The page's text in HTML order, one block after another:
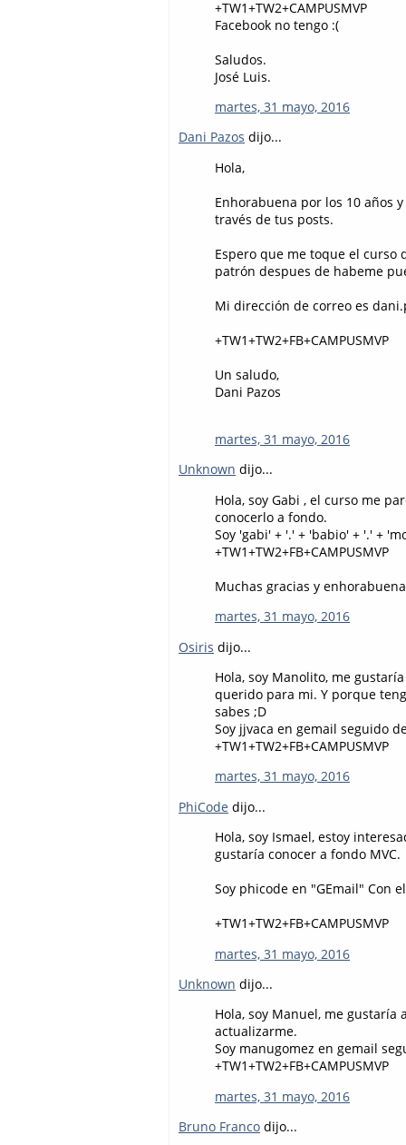
+TW1+TW2+CAMPUSMVP
Facebook no tengo :(
Saludos.
José Luis.
martes, 31 mayo, 2016
Dani Pazos dijo...
Hola,
Enhorabuena por los 10 años
través de tus posts.
Espero que me toque el curso
patrón despues de habeme
Mi dirección de correo es
+TW1+TW2+FB+CAMPUSMVP
Un saludo,
Dani Pazos
martes, 31 mayo, 2016
Unknown dijo...
Hola, soy Gabi , el curso me
conocerlo a fondo.
Soy 'gabi' + '.' + 'babio' + '.' +
+TW1+TW2+FB+CAMPUSMVP
Muchas gracias y enhorabuena
martes, 31 mayo, 2016
Osiris dijo...
Hola, soy Manolito, me
querido para mi. Y porque
sabes ;D
Soy jjvaca en gemail seguido
+TW1+TW2+FB+CAMPUSMVP
martes, 31 mayo, 2016
PhiCode dijo...
Hola, soy Ismael, estoy
gustaría conocer a fondo MVC.
Soy phicode en "GEmail" Con
+TW1+TW2+FB+CAMPUSMVP
martes, 31 mayo, 2016
Unknown dijo...
Hola, soy Manuel, me gustaría
actualizarme.
Soy manugomez en gemail
+TW1+TW2+FB+CAMPUSMVP
martes, 31 mayo, 2016
Bruno Franco dijo...